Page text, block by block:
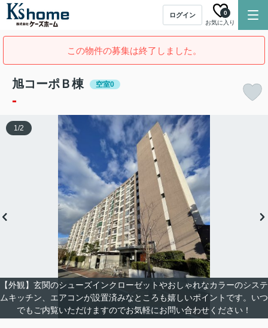
ログイン
お気に入り
0
この物件の募集は終了しました。
旭コーポＢ棟 空室0
-
【外観】玄関のシューズインクローゼットやおしゃれなカラーのシステ
ムキッチン、エアコンが設置済みなところも嬉しいポイントです。いつ
でもご内覧いただけますのでお気軽にお問い合わせください！
1/2